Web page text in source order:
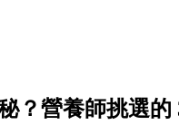
？營養師挑選的